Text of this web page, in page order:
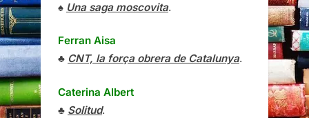
♠ Una saga moscovita.
Ferran Aisa
♣ CNT, la força obrera de Catalunya.
Caterina Albert
♣ Solitud.